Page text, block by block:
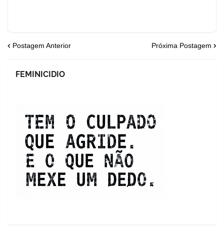
Postagem Anterior Próxima Postagem
FEMINICIDIO